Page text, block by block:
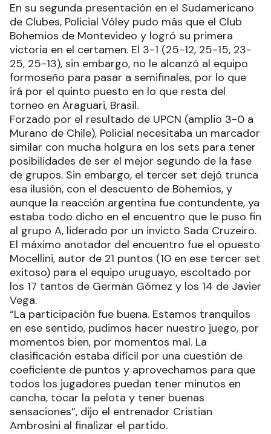
En su segunda presentación en el Sudamericano
de Clubes, Policial Vóley pudo más que el Club
Bohemios de Montevideo y logró su primera
victoria en el certamen. El 3-1 (25-12, 25-15, 23-
25, 25-13), sin embargo, no le alcanzó al equipo
formoseño para pasar a semifinales, por lo que
irá por el quinto puesto en lo que resta del
torneo en Araguari, Brasil.
Forzado por el resultado de UPCN (amplio 3-0 a
Murano de Chile), Policial necesitaba un marcador
similar con mucha holgura en los sets para tener
posibilidades de ser el mejor segundo de la fase
de grupos. Sin embargo, el tercer set dejó trunca
esa ilusión, con el descuento de Bohemios, y
aunque la reacción argentina fue contundente, ya
estaba todo dicho en el encuentro que le puso fin
al grupo A, liderado por un invicto Sada Cruzeiro.
El máximo anotador del encuentro fue el opuesto
Mocellini, autor de 21 puntos (10 en ese tercer set
exitoso) para el equipo uruguayo, escoltado por
los 17 tantos de Germán Gómez y los 14 de Javier
Vega.
“La participación fue buena. Estamos tranquilos
en ese sentido, pudimos hacer nuestro juego, por
momentos bien, por momentos mal. La
clasificación estaba difícil por una cuestión de
coeficiente de puntos y aprovechamos para que
todos los jugadores puedan tener minutos en
cancha, tocar la pelota y tener buenas
sensaciones”, dijo el entrenador Cristian
Ambrosini al finalizar el partido.